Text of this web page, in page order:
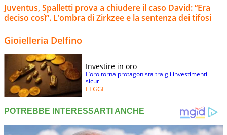
Juventus, Spalletti prova a chiudere il caso David: “Era
deciso così”. L’ombra di Zirkzee e la sentenza dei tifosi
Gioielleria Delfino
Investire in oro
L’oro torna protagonista tra gli investimenti
sicuri
LEGGI